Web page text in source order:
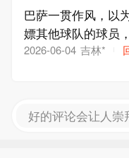
巴萨一贯作风，以
嫖其他球队的球员
2026-06-04 吉林*
好的评论会让人崇